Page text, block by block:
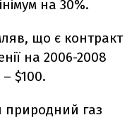
на 30%.
що є контракт
на 2006-2008
$100.
природний газ